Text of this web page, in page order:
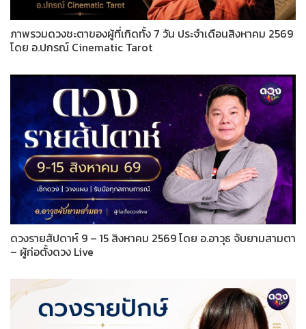
ภาพรวมดวงชะตาของผู้ที่เกิดทั้ง 7 วัน ประจำเดือนสิงหาคม 2569
โดย อ.ปกรณ์ Cinematic Tarot
ดวงรายสัปดาห์ 9 – 15 สิงหาคม 2569 โดย อ.อาวุธ จับยามสามตา
– ผู้ก่อตั้งดวง Live